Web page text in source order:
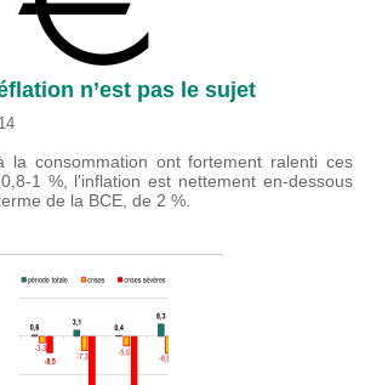
n’est pas le sujet
la consommation ont fortement ralenti ces
1 %, l'inflation est nettement en-dessous
de la BCE, de 2 %.